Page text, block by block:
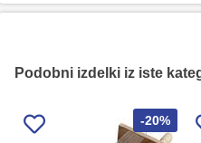
Podobni izdelki iz iste
-20%